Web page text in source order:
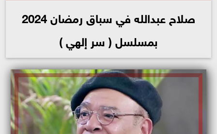
صلاح عبدالله في سباق رمضان 2024
بمسلسل ( سر إلهي )